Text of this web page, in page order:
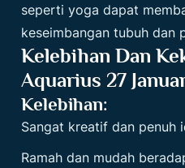
seperti yoga dapat
keseimbangan tubuh dan
Kelebihan Dan
Aquarius 27
Kelebihan:
Sangat kreatif dan penuh
Ramah dan mudah